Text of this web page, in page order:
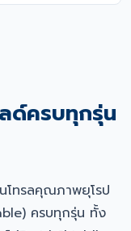
ด์ครบทุกรุ่น
โทรลคุณภาพยุโรป
ครบทุกรุ่น ทั้ง